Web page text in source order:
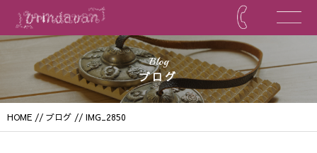
Blog
ブログ
HOME // ブログ // IMG_2850